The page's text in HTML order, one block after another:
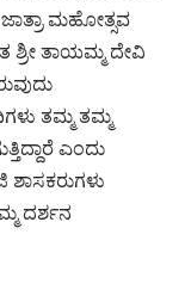
ಮಹೋತ್ಸವ
ಶ್ರೀ ತಾಯಮ್ಮ ದೇವಿ
ತಮ್ಮ ತಮ್ಮ
ಎಂದು
ದರ್ಶನ